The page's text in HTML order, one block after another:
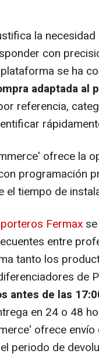
la
con
se ha
adaptada al
referencia,
ofrece la
programación
el tiempo de
Fermax
entre
tanto los
de
antes de las
en 24 o 48
ofrece
periodo de